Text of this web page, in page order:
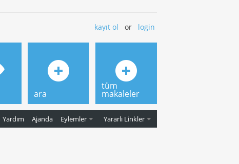
kayıt ol or login
Yardım Ajanda Eylemler Yararlı Linkler
ara
tüm
makaleler